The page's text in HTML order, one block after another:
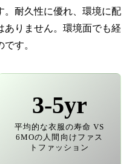
。耐久性に優れ、環境に配
ありません。環境面でも経
す。
3-5yr
平均的な衣服の寿命 VS
6MOの人間向けファス
トファッション